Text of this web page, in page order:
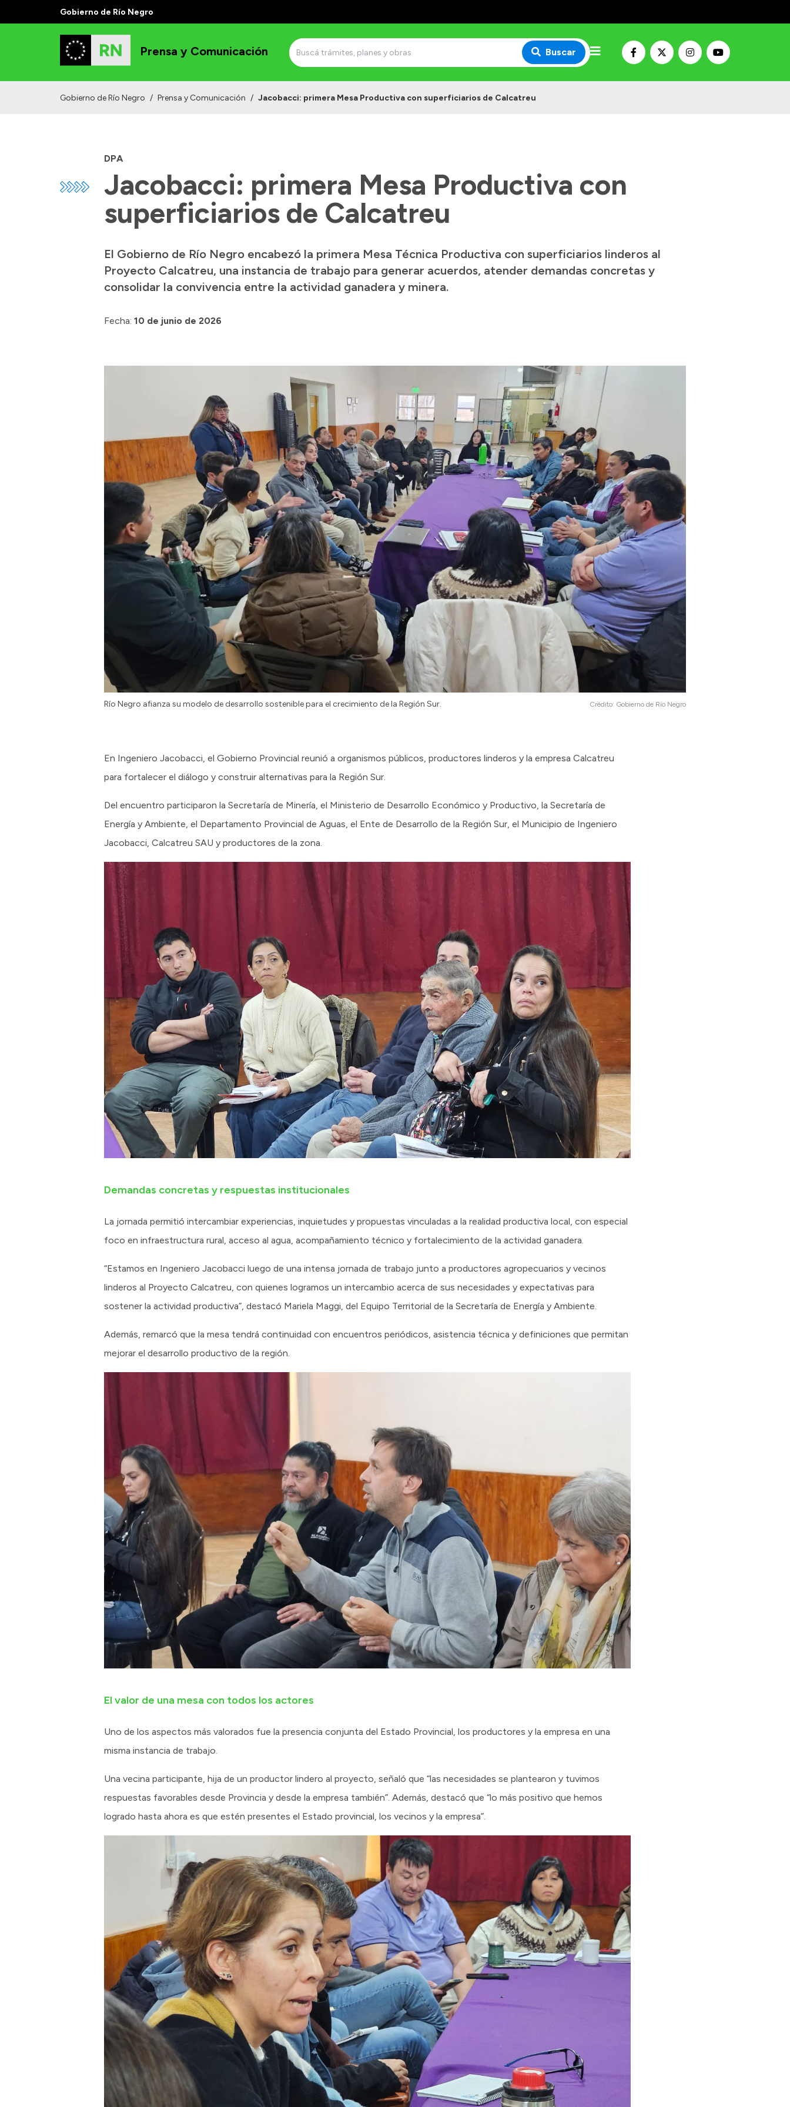
Gobierno de Río Negro
Prensa y Comunicación Buscar
Gobierno de Río Negro / Prensa y Comunicación / Jacobacci: primera Mesa Productiva con superficiarios de Calcatreu
DPA
Jacobacci: primera Mesa Productiva con
superficiarios de Calcatreu
El Gobierno de Río Negro encabezó la primera Mesa Técnica Productiva con superficiarios linderos al
Proyecto Calcatreu, una instancia de trabajo para generar acuerdos, atender demandas concretas y
consolidar la convivencia entre la actividad ganadera y minera.
Fecha: 10 de junio de 2026
Río Negro afianza su modelo de desarrollo sostenible para el crecimiento de la Región Sur. Crédito: Gobierno de Río Negro
En Ingeniero Jacobacci, el Gobierno Provincial reunió a organismos públicos, productores linderos y la empresa Calcatreu
para fortalecer el diálogo y construir alternativas para la Región Sur.
Del encuentro participaron la Secretaría de Minería, el Ministerio de Desarrollo Económico y Productivo, la Secretaría de
Energía y Ambiente, el Departamento Provincial de Aguas, el Ente de Desarrollo de la Región Sur, el Municipio de Ingeniero
Jacobacci, Calcatreu SAU y productores de la zona.
Demandas concretas y respuestas institucionales
La jornada permitió intercambiar experiencias, inquietudes y propuestas vinculadas a la realidad productiva local, con especial
foco en infraestructura rural, acceso al agua, acompañamiento técnico y fortalecimiento de la actividad ganadera.
“Estamos en Ingeniero Jacobacci luego de una intensa jornada de trabajo junto a productores agropecuarios y vecinos
linderos al Proyecto Calcatreu, con quienes logramos un intercambio acerca de sus necesidades y expectativas para
sostener la actividad productiva”, destacó Mariela Maggi, del Equipo Territorial de la Secretaría de Energía y Ambiente.
Además, remarcó que la mesa tendrá continuidad con encuentros periódicos, asistencia técnica y definiciones que permitan
mejorar el desarrollo productivo de la región.
El valor de una mesa con todos los actores
Uno de los aspectos más valorados fue la presencia conjunta del Estado Provincial, los productores y la empresa en una
misma instancia de trabajo.
Una vecina participante, hija de un productor lindero al proyecto, señaló que “las necesidades se plantearon y tuvimos
respuestas favorables desde Provincia y desde la empresa también”. Además, destacó que “lo más positivo que hemos
logrado hasta ahora es que estén presentes el Estado provincial, los vecinos y la empresa”.